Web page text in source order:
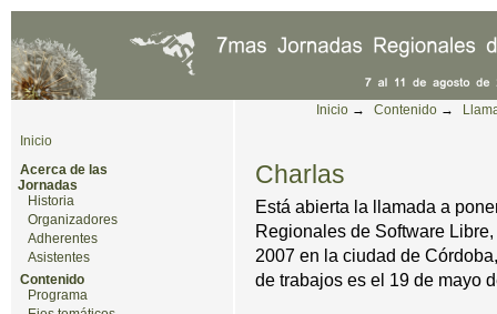
Cambiar a contenido.|Saltar a navegación
Herramientas Personales
Inicio → Contenido →
Charlas
Está abierta la llamada a
Regionales de Software
2007 en la ciudad de
de trabajos es el 19 de mayo
Inicio
Acerca de las
Jornadas
Historia
Organizadores
Adherentes
Asistentes
Contenido
Programa